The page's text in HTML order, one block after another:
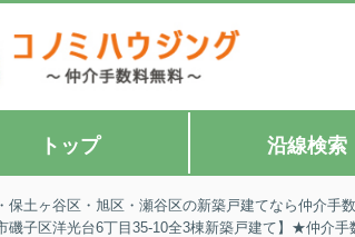
トップ 沿線検索
保土ヶ谷区・旭区・瀬谷区の新築戸建てなら仲介手
磯子区洋光台6丁目35-10全3棟新築戸建て】★仲介